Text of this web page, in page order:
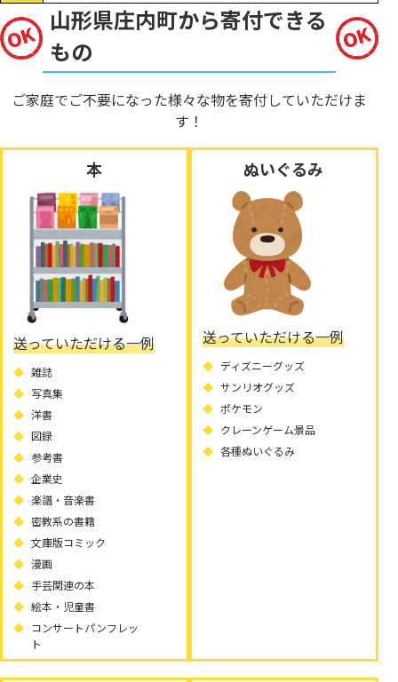
山形県庄内町から寄付できる
もの
ご家庭でご不要になった様々な物を寄付していただけま
す！
本
送っていただける一例
雑誌
写真集
洋書
図録
参考書
企業史
楽譜・音楽書
密教系の書籍
文庫版コミック
漫画
手芸関連の本
絵本・児童書
コンサートパンフレッ
ト
ぬいぐるみ
送っていただける一例
ディズニーグッズ
サンリオグッズ
ポケモン
クレーンゲーム景品
各種ぬいぐるみ